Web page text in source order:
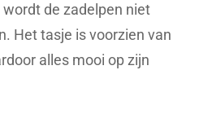
de zadelpen niet
Het tasje is voorzien van
alles mooi op zijn